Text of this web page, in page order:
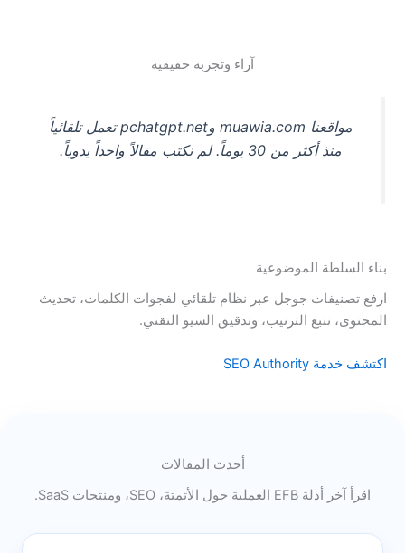
آراء وتجربة حقيقية
مواقعنا muawia.com وpchatgpt.net تعمل تلقائياً
منذ أكثر من 30 يوماً. لم نكتب مقالاً واحداً يدوياً.
بناء السلطة الموضوعية
ارفع تصنيفات جوجل عبر نظام تلقائي لفجوات الكلمات، تحديث
المحتوى، تتبع الترتيب، وتدقيق السيو التقني.
اكتشف خدمة SEO Authority
أحدث المقالات
اقرأ آخر أدلة EFB العملية حول الأتمتة، SEO، ومنتجات SaaS.